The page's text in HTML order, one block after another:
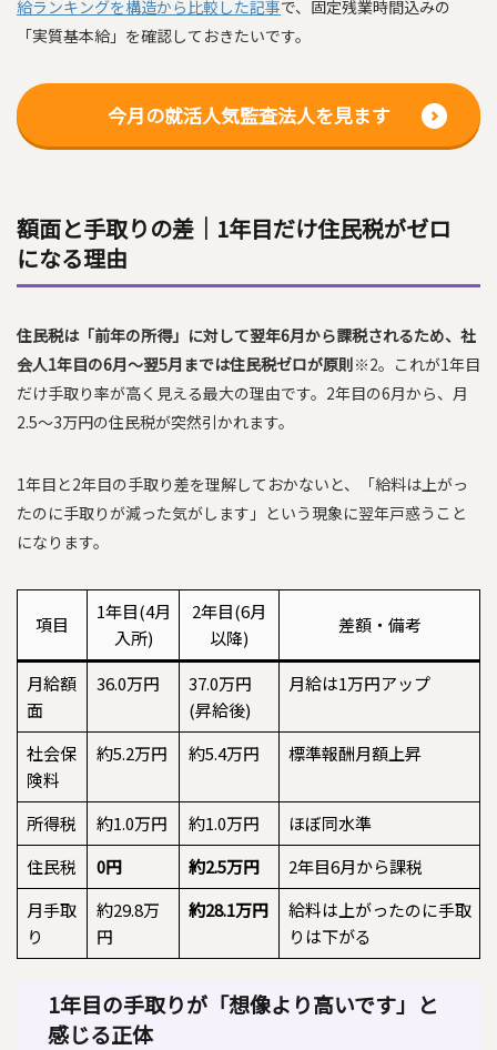
給ランキングを構造から比較した記事で、固定残業時間込みの
「実質基本給」を確認しておきたいです。
今月の就活人気監査法人を見ます
額面と手取りの差｜1年目だけ住民税がゼロ
になる理由
住民税は「前年の所得」に対して翌年6月から課税されるため、社
会人1年目の6月〜翌5月までは住民税ゼロが原則※2。これが1年目
だけ手取り率が高く見える最大の理由です。2年目の6月から、月
2.5〜3万円の住民税が突然引かれます。
1年目と2年目の手取り差を理解しておかないと、「給料は上がっ
たのに手取りが減った気がします」という現象に翌年戸惑うこと
になります。
項目
1年目(4月
入所)
2年目(6月
以降)
差額・備考
月給額
面
36.0万円
37.0万円
(昇給後)
月給は1万円アップ
社会保
険料
約5.2万円 約5.4万円 標準報酬月額上昇
所得税 約1.0万円 約1.0万円
ほぼ同水準
住民税
0円 約2.5万円
2年目6月から課税
月手取
り
約29.8万
円
約28.1万円
給料は上がったのに手取
りは下がる
1年目の手取りが「想像より高いです」と
感じる正体